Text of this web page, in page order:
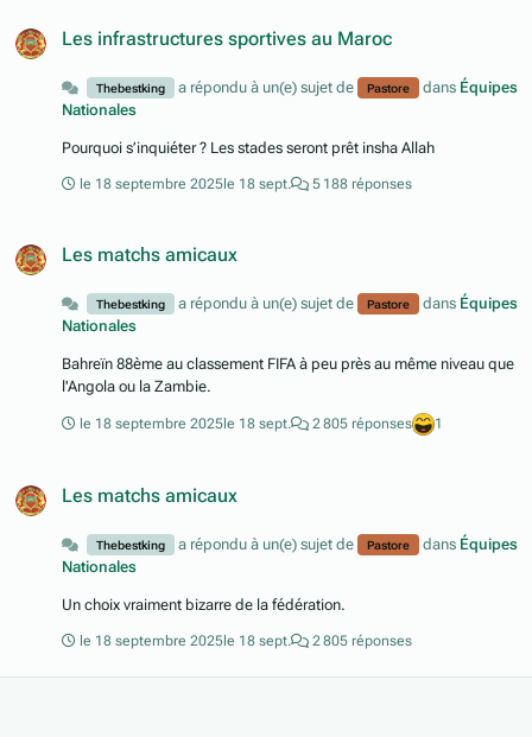
Les infrastructures sportives au Maroc
Thebestking a répondu à un(e) sujet de Pastore dans Équipes
Nationales
Pourquoi s’inquiéter ? Les stades seront prêt insha Allah
le 18 septembre 2025 le 18 sept. 5 188 réponses
Les matchs amicaux
Thebestking a répondu à un(e) sujet de Pastore dans Équipes
Nationales
Bahreïn 88ème au classement FIFA à peu près au même niveau que
l'Angola ou la Zambie.
le 18 septembre 2025 le 18 sept. 2 805 réponses 1
Les matchs amicaux
Thebestking a répondu à un(e) sujet de Pastore dans Équipes
Nationales
Un choix vraiment bizarre de la fédération.
le 18 septembre 2025 le 18 sept. 2 805 réponses